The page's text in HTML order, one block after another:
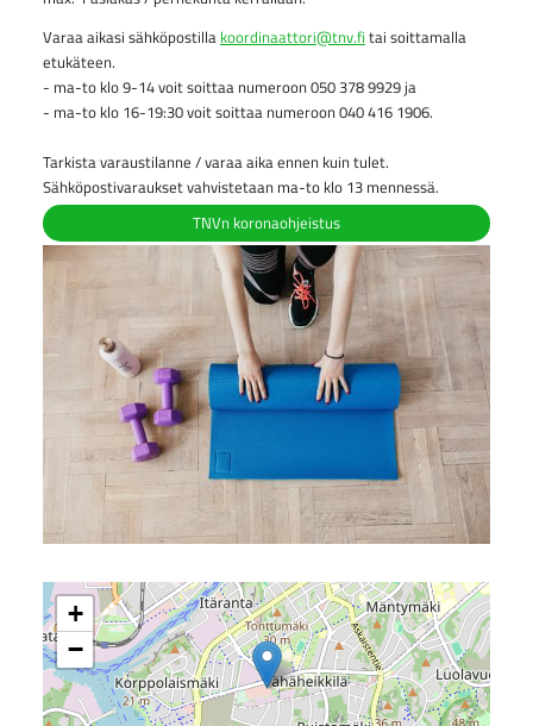
Varaa aikasi sähköpostilla koordinaattori@tnv.fi tai soittamalla
etukäteen.
- ma-to klo 9-14 voit soittaa numeroon 050 378 9929 ja
- ma-to klo 16-19:30 voit soittaa numeroon 040 416 1906.
Tarkista varaustilanne / varaa aika ennen kuin tulet.
Sähköpostivaraukset vahvistetaan ma-to klo 13 mennessä.
TNVn koronaohjeistus
+
−